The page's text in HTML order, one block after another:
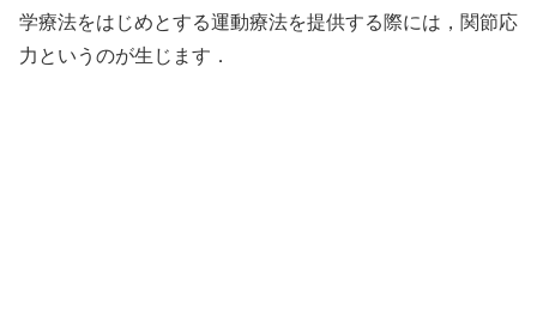
学療法をはじめとする運動療法を提供する際には，関節応
力というのが生じます．